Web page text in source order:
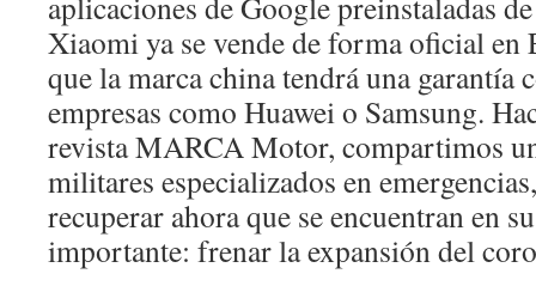
Xiaomi ya se vende de forma oficial en
que la marca china tendrá una garantía
empresas como Huawei o Samsung.
revista MARCA Motor, compartimos
militares especializados en
recuperar ahora que se encuentran en
importante: frenar la expansión del